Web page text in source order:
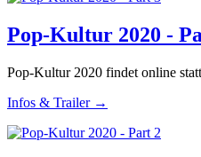
Pop-Kultur 2020 -
Pop-Kultur 2020 findet online
Infos & Trailer →